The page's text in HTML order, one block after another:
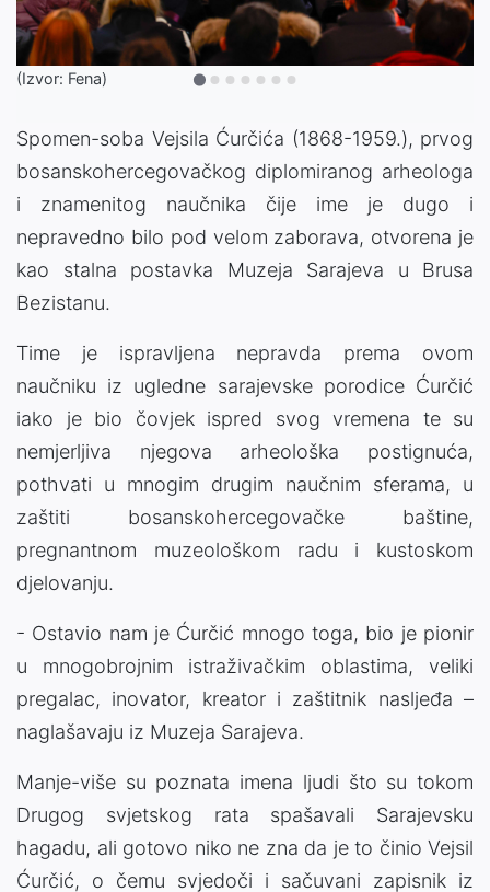
(Izvor: Fena)
Spomen-soba Vejsila Ćurčića (1868-1959.), prvog
bosanskohercegovačkog diplomiranog arheologa
i znamenitog naučnika čije ime je dugo i
nepravedno bilo pod velom zaborava, otvorena je
kao stalna postavka Muzeja Sarajeva u Brusa
Bezistanu.
Time je ispravljena nepravda prema ovom
naučniku iz ugledne sarajevske porodice Ćurčić
iako je bio čovjek ispred svog vremena te su
nemjerljiva njegova arheološka postignuća,
pothvati u mnogim drugim naučnim sferama, u
zaštiti bosanskohercegovačke baštine,
pregnantnom muzeološkom radu i kustoskom
djelovanju.
- Ostavio nam je Ćurčić mnogo toga, bio je pionir
u mnogobrojnim istraživačkim oblastima, veliki
pregalac, inovator, kreator i zaštitnik nasljeđa –
naglašavaju iz Muzeja Sarajeva.
Manje-više su poznata imena ljudi što su tokom
Drugog svjetskog rata spašavali Sarajevsku
hagadu, ali gotovo niko ne zna da je to činio Vejsil
Ćurčić, o čemu svjedoči i sačuvani zapisnik iz